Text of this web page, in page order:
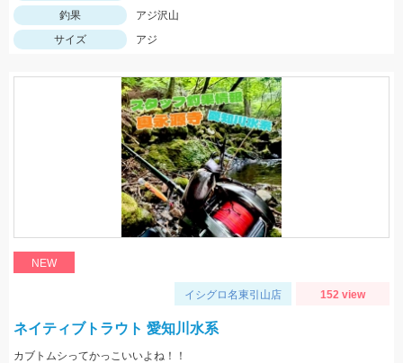
釣果
アジ沢山
サイズ
アジ
NEW
イシグロ名東引山店 152 view
ネイティブトラウト 愛知川水系
カブトムシってかっこいいよね！！